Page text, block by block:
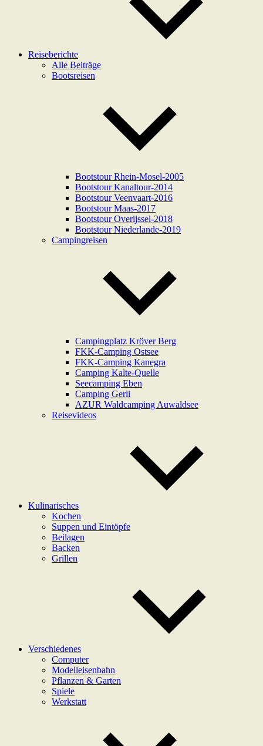
Reiseberichte
Alle Beiträge
Bootsreisen
Bootstour Rhein-Mosel-2005
Bootstour Kanaltour-2014
Bootstour Veenvaart-2016
Bootstour Maas-2017
Bootstour Overijssel-2018
Bootstour Niederlande-2019
Campingreisen
Campingplatz Kröver Berg
FKK-Camping Ostsee
FKK-Camping Kanegra
Camping Kalte-Quelle
Seecamping Eben
Camping Gerli
AZUR Waldcamping Auwaldsee
Reisevideos
Kulinarisches
Kochen
Suppen und Eintöpfe
Beilagen
Backen
Grillen
Verschiedenes
Computer
Modelleisenbahn
Pflanzen & Garten
Spiele
Werkstatt